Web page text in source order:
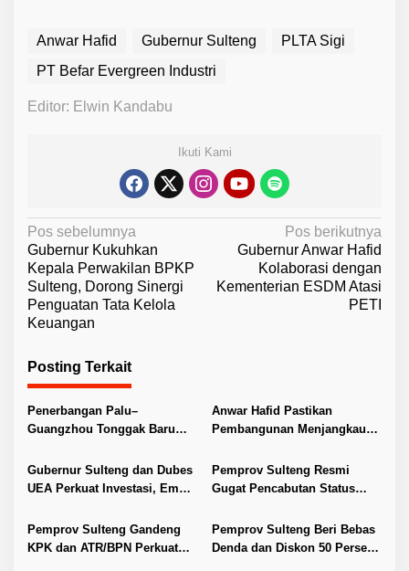
Anwar Hafid Gubernur Sulteng
PLTA Sigi
PT Befar Evergreen Industri
Editor: Elwin Kandabu
Ikuti Kami
N
a
v
i
a
s
i
p
o
s
Pos sebelumnya
Gubernur Kukuhkan
Kepala Perwakilan BPKP
Sulteng, Dorong Sinergi
Penguatan Tata Kelola
Keuangan
Pos berikutnya
Gubernur Anwar Hafid
Kolaborasi dengan
Kementerian ESDM Atasi
PETI
Posting Terkait
Penerbangan Palu–
Guangzhou Tonggak Baru
Anwar Hafid Pastikan
Pembangunan Menjangkau
Gubernur Sulteng dan Dubes
UEA Perkuat Investasi, Empat
Pemprov Sulteng Resmi
Gugat Pencabutan Status
Pemprov Sulteng Gandeng
KPK dan ATR/BPN Perkuat
Pemprov Sulteng Beri Bebas
Denda dan Diskon 50 Persen